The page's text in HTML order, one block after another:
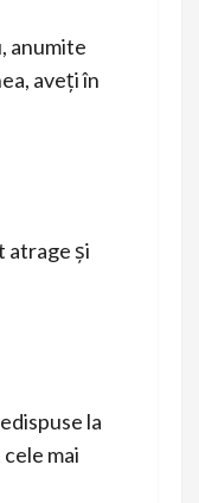
anumite
aveți în
atrage și
la
mai